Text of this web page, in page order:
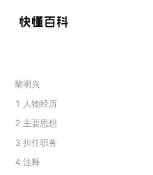
黎明兴
1 人物经历
2 主要思想
3 担任职务
4 注释